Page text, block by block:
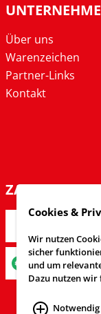
Über uns
Warenzeichen
Partner-Links
Kontakt
ZAHLARTEN
Cookies &
Wir nutzen
sicher
und um
Dazu nutzen wir
Notwendig